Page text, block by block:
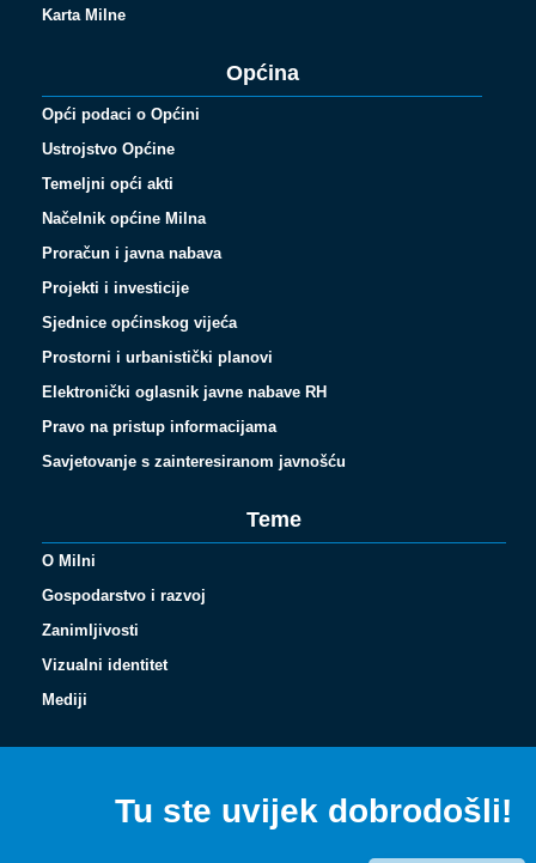
Karta Milne
Općina
Opći podaci o Općini
Ustrojstvo Općine
Temeljni opći akti
Načelnik općine Milna
Proračun i javna nabava
Projekti i investicije
Sjednice općinskog vijeća
Prostorni i urbanistički planovi
Elektronički oglasnik javne nabave RH
Pravo na pristup informacijama
Savjetovanje s zainteresiranom javnošću
Teme
O Milni
Gospodarstvo i razvoj
Zanimljivosti
Vizualni identitet
Mediji
Tu ste uvijek dobrodošli!
Deutsch